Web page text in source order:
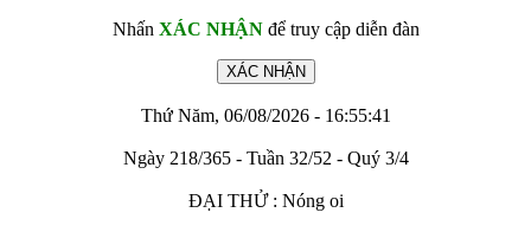
Nhấn XÁC NHẬNđể truy cập diễn đàn
Thứ Năm, 06/08/2026 - 16:55:41
Ngày 218/365 - Tuần 32/52 - Quý 3/4
ĐẠI THỬ : Nóng oi